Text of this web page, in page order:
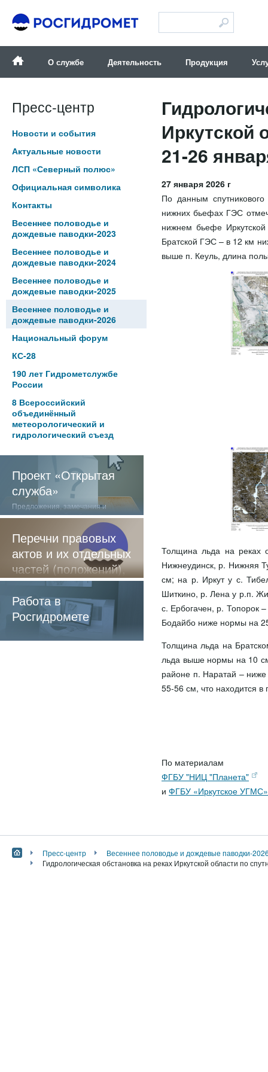
О службе Деятельность Продукция
Пресс-центр
Новости и события
Актуальные новости
ЛСП «Северный полюс»
Официальная символика
Контакты
Весеннее половодье и
дождевые паводки-2023
Весеннее половодье и
дождевые паводки-2024
Весеннее половодье и
дождевые паводки-2025
Весеннее половодье и
дождевые паводки-2026
Национальный форум
КС-28
190 лет Гидрометслужбе
России
8 Всероссийский
объединённый
метеорологический и
гидрологический съезд
Проект «Открытая
служба»
Предложения, замечания и
отзывы о нашей работе
Перечни правовых
актов и их отдельных
частей (положений),
содержащие
обязательные
требования
Работа в
Росгидромете
Иркутской
21-26
27 января 2026 г
По данным
нижних бьефах ГЭС
нижнем бьефе
Братской ГЭС – в 12 км
выше п. Кеуль, длина
Толщина льда на реках
Нижнеудинск, р. Нижняя
см; на р. Иркут у с.
Шиткино, р. Лена у р.п.
с. Ербогачен, р. Топорок
Бодайбо ниже нормы на
Толщина льда на
льда выше нормы на 10
районе п. Наратай –
55-56 см, что находится
По материалам
ФГБУ "НИЦ "Планета"
и ФГБУ «Иркутское УГМС»
Пресс-центр
Весеннее половодье и дождевые паводки-
Гидрологическая обстановка на реках Иркутской области по